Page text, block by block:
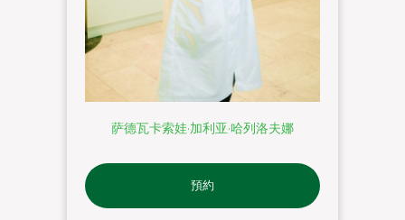
萨德瓦卡索娃·加利亚·哈列洛夫娜
預約